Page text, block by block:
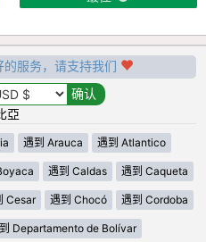
服务，请支持我们
亞
遇到 Arauca 遇到 Atlantico
遇到 Caldas 遇到 Caqueta
Cesar 遇到 Chocó 遇到 Cordoba
Departamento de Bolívar